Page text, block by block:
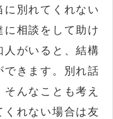
別れてくれない
相談をして助け
がいると、結構
きます。別れ話
んなことも考え
れない場合は友